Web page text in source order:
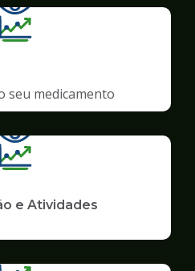
seu medicamento
e Atividades